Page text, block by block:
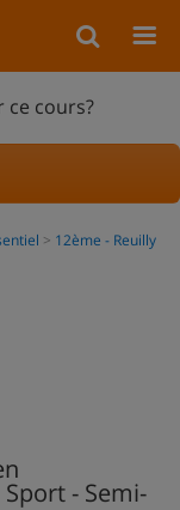
ce cours?
12ème - Reuilly
- Semi-